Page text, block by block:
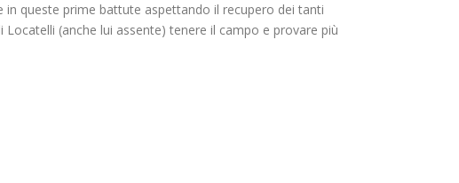
queste prime battute aspettando il recupero dei tanti
(anche lui assente) tenere il campo e provare più